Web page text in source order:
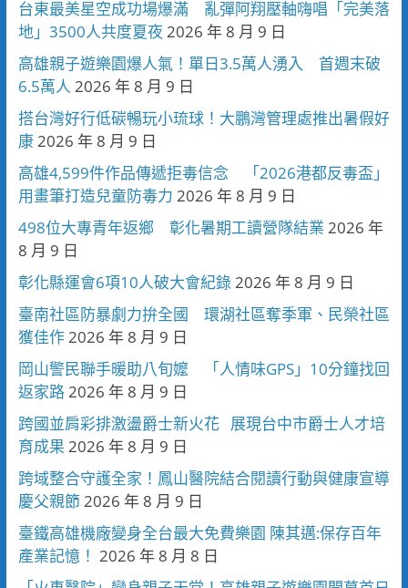
台東最美星空成功場爆滿 亂彈阿翔壓軸嗨唱「完美落
地」3500人共度夏夜 2026 年 8 月 9 日
高雄親子遊樂園爆人氣！單日3.5萬人湧入 首週末破
6.5萬人 2026 年 8 月 9 日
搭台灣好行低碳暢玩小琉球！大鵬灣管理處推出暑假好
康 2026 年 8 月 9 日
高雄4,599件作品傳遞拒毒信念 「2026港都反毒盃」
用畫筆打造兒童防毒力 2026 年 8 月 9 日
498位大專青年返鄉 彰化暑期工讀營隊結業 2026 年
8 月 9 日
彰化縣運會6項10人破大會紀錄 2026 年 8 月 9 日
臺南社區防暴劇力拚全國 環湖社區奪季軍、民榮社區
獲佳作 2026 年 8 月 9 日
岡山警民聯手暖助八旬嬤 「人情味GPS」10分鐘找回
返家路 2026 年 8 月 9 日
跨國並肩彩排激盪爵士新火花 展現台中市爵士人才培
育成果 2026 年 8 月 9 日
跨域整合守護全家！鳳山醫院結合閱讀行動與健康宣導
慶父親節 2026 年 8 月 9 日
臺鐵高雄機廠變身全台最大免費樂園 陳其邁:保存百年
產業記憶！ 2026 年 8 月 8 日